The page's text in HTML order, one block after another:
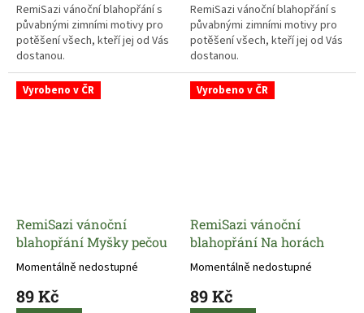
RemiSazi vánoční blahopřání s
půvabnými zimními motivy pro
potěšení všech, kteří jej od Vás
dostanou.
RemiSazi vánoční blahopřání s
půvabnými zimními motivy pro
potěšení všech, kteří jej od Vás
dostanou.
Vyrobeno v ČR
RemiSazi vánoční
blahopřání Myšky pečou
Momentálně nedostupné
89 Kč
Vyrobeno v ČR
RemiSazi vánoční
blahopřání Na horách
Momentálně nedostupné
89 Kč